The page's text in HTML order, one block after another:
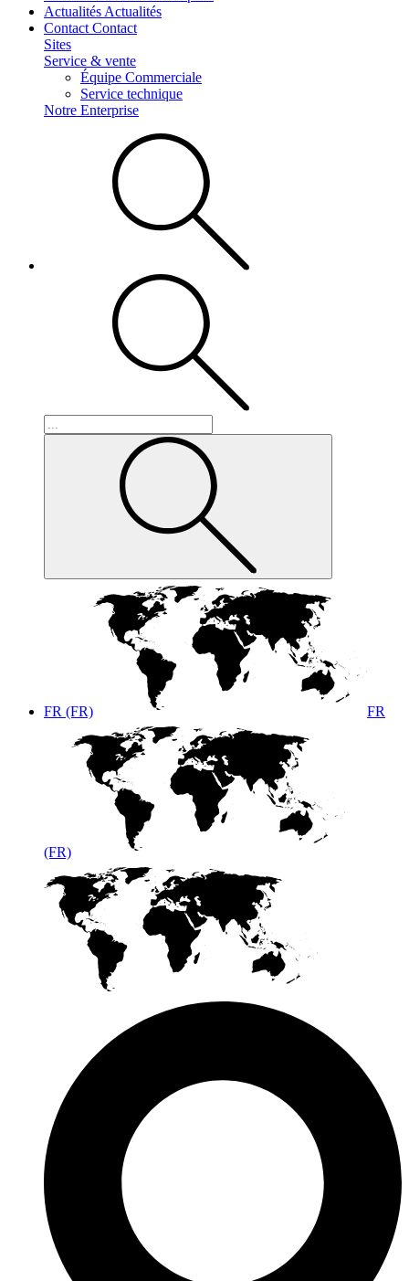
Actualités Actualités
Contact Contact
Sites
Service & vente
Équipe Commerciale
Service technique
Notre Enterprise
FR (FR) FR
(FR)